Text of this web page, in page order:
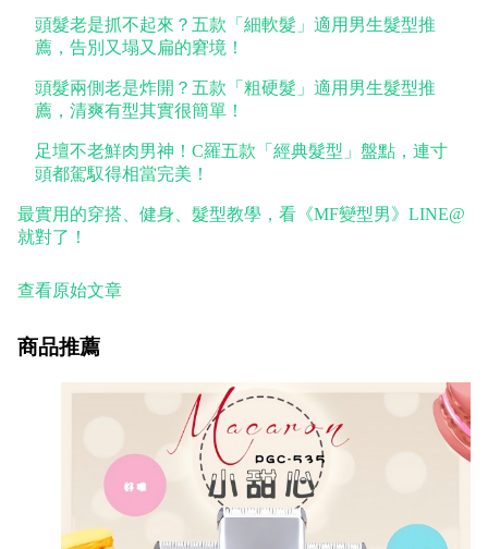
頭髮老是抓不起來？五款「細軟髮」適用男生髮型推
薦，告別又塌又扁的窘境！
頭髮兩側老是炸開？五款「粗硬髮」適用男生髮型推
薦，清爽有型其實很簡單！
足壇不老鮮肉男神！C羅五款「經典髮型」盤點，連寸
頭都駕馭得相當完美！
最實用的穿搭、健身、髮型教學，看《MF變型男》LINE@
就對了！
查看原始文章
商品推薦